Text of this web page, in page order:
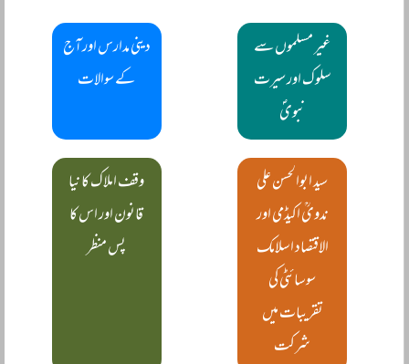
غیر مسلموں سے
سلوک اور سیرت
نبویؐ
دینی مدارس اور آج
کے سوالات
سید ابوالحسن علی
ندویؒ اکیڈمی اور
الاقتصاد اسلامک
سوسائٹی کی
تقریبات میں
شرکت
وقف املاک کا نیا
قانون اور اس کا
پس منظر